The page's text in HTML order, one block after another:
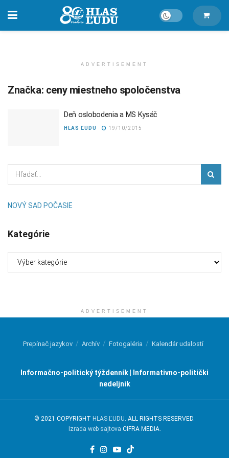
ADVERTISEMENT
Značka: ceny miestneho spoločenstva
Deň oslobodenia a MS Kysáč
HLAS ĽUDU 19/10/2015
NOVÝ SAD POČASIE
Kategórie
ADVERTISEMENT
Prepínač jazykov Archív Fotogaléria Kalendár udalostí
Informačno-politický týždenník | Informativno-politički
nedeljnik
© 2021 COPYRIGHT HLAS ĽUDU . ALL RIGHTS RESERVED.
Izrada web sajtova CIFRA MEDIA.